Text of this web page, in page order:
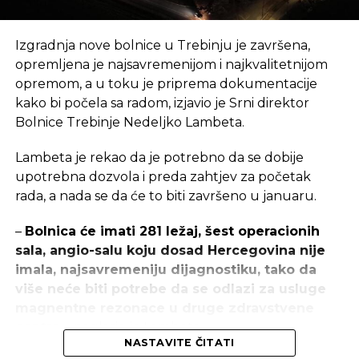
pametni telefon postoji, a Kina je pritom označena
padu.
Izvor: Agencije
SLIČNE TEME:
Izgradnja nove bolnice u Trebinju je završena,
opremljena je najsavremenijom i najkvalitetnijom
opremom, a u toku je priprema dokumentacije
kako bi počela sa radom, izjavio je Srni direktor
Bolnice Trebinje Nedeljko Lambeta.
Lambeta je rekao da je potrebno da se dobije
upotrebna dozvola i preda zahtjev za početak
rada, a nada se da će to biti završeno u januaru.
– Bolnica će imati 281 ležaj, šest operacionih
sala, angio-salu koju dosad Hercegovina nije
imala, najsavremeniju dijagnostiku, tako da
više neće biti potrebe da se odlazi za usluge
– naglasio je Lambeta.
NASTAVITE ČITATI